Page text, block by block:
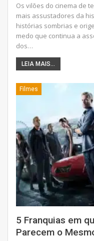
Os vilões do cinema de
mais assustadores da
histórias sombrias e
medo que continua a
dos…
LEIA MAIS...
Filmes
5 Franquias em
Parecem o